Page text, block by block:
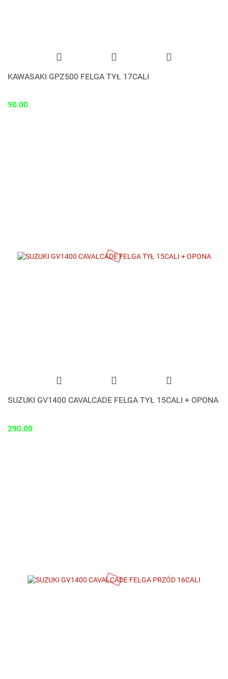
KAWASAKI GPZ500 FELGA TYŁ 17CALI
90.00
SUZUKI GV1400 CAVALCADE FELGA TYŁ 15CALI + OPONA
290.00